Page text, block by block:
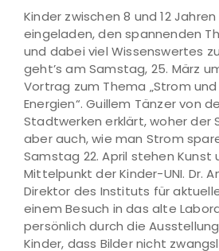
Kinder zwischen 8 und 12
eingeladen, den spannenden
und dabei viel Wissenswertes
geht’s am Samstag, 25. März
Vortrag zum Thema „Strom
Energien“. Guillem Tänzer von
Stadtwerken erklärt, woher der
aber auch, wie man Strom
Samstag 22. April stehen Kunst
Mittelpunkt der Kinder-UNI. Dr.
Direktor des Instituts für
einem Besuch in das alte
persönlich durch die
Kinder, dass Bilder nicht